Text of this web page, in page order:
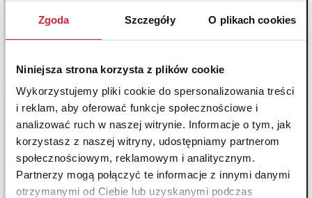
Zgoda Szczegóły O plikach cookies
Niniejsza strona korzysta z plików cookie
Wykorzystujemy pliki cookie do spersonalizowania treści
i reklam, aby oferować funkcje społecznościowe i
analizować ruch w naszej witrynie. Informacje o tym, jak
korzystasz z naszej witryny, udostępniamy partnerom
społecznościowym, reklamowym i analitycznym.
Partnerzy mogą połączyć te informacje z innymi danymi
otrzymanymi od Ciebie lub uzyskanymi podczas